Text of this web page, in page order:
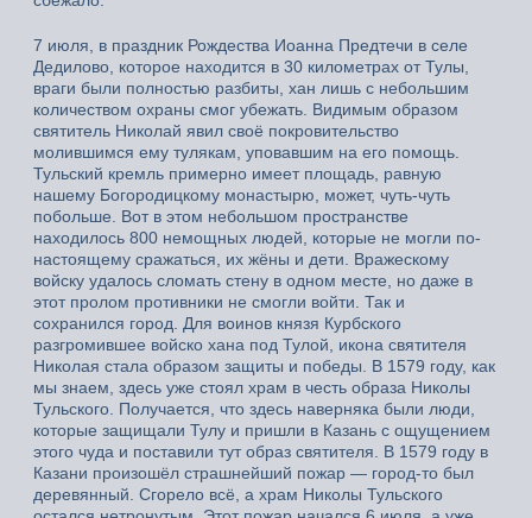
7 июля, в праздник Рождества Иоанна Предтечи в селе
Дедилово, которое находится в 30 километрах от Тулы,
враги были полностью разбиты, хан лишь с небольшим
количеством охраны смог убежать. Видимым образом
святитель Николай явил своё покровительство
молившимся ему тулякам, уповавшим на его помощь.
Тульский кремль примерно имеет площадь, равную
нашему Богородицкому монастырю, может, чуть-чуть
побольше. Вот в этом небольшом пространстве
находилось 800 немощных людей, которые не могли по-
настоящему сражаться, их жёны и дети. Вражескому
войску удалось сломать стену в одном месте, но даже в
этот пролом противники не смогли войти. Так и
сохранился город. Для воинов князя Курбского
разгромившее войско хана под Тулой, икона святителя
Николая стала образом защиты и победы. В 1579 году, как
мы знаем, здесь уже стоял храм в честь образа Николы
Тульского. Получается, что здесь наверняка были люди,
которые защищали Тулу и пришли в Казань с ощущением
этого чуда и поставили тут образ святителя. В 1579 году в
Казани произошёл страшнейший пожар — город-то был
деревянный. Сгорело всё, а храм Николы Тульского